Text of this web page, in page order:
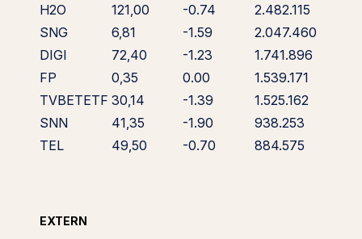
H2O
121,00 -0.74
2.482.115
SNG
6,81 -1.59
2.047.460
DIGI
72,40 -1.23
1.741.896
FP
0,35 0.00
1.539.171
TVBETETF 30,14 -1.39
1.525.162
SNN
41,35 -1.90
938.253
TEL
49,50 -0.70 884.575
EXTERN